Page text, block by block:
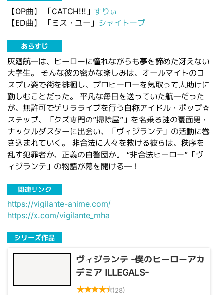
【OP曲】 「CATCH!!!」 すりぃ
【ED曲】
「ミス・ユー」 シャイトープ
あらすじ
灰廻航一は、ヒーローに憧れながらも夢を諦めた冴えない
大学生。 そんな彼の密かな楽しみは、オールマイトのコ
スプレ姿で街を徘徊し、プロヒーローを気取って人助けに
勤しむことだった。 平凡な毎日を送っていた航一だった
が、無許可でゲリラライブを行う自称アイドル・ポップ☆
ステップ、「クズ専門の”掃除屋”」を名乗る謎の覆面男・
ナックルダスターに出会い、「ヴィジランテ」の活動に巻
き込まれていく。 非合法に人々を救ける彼らは、秩序を
乱す犯罪者か、正義の自警団か。 “非合法ヒーロー”「ヴ
ィジランテ」の物語が幕を開ける―！
関連リンク
https://vigilante-anime.com/
https://x.com/vigilante_mha
シリーズ作品
ヴィジランテ -僕のヒーローアカ
デミア ILLEGALS-
★★★★★(28)